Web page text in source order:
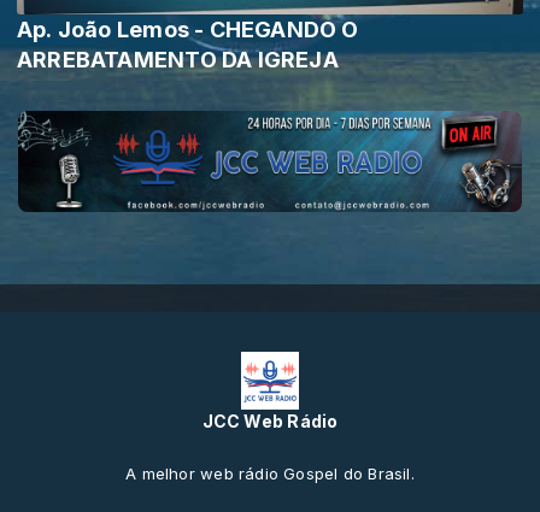
Ap. João Lemos - CHEGANDO O
ARREBATAMENTO DA IGREJA
JCC Web Rádio
A melhor web rádio Gospel do Brasil.